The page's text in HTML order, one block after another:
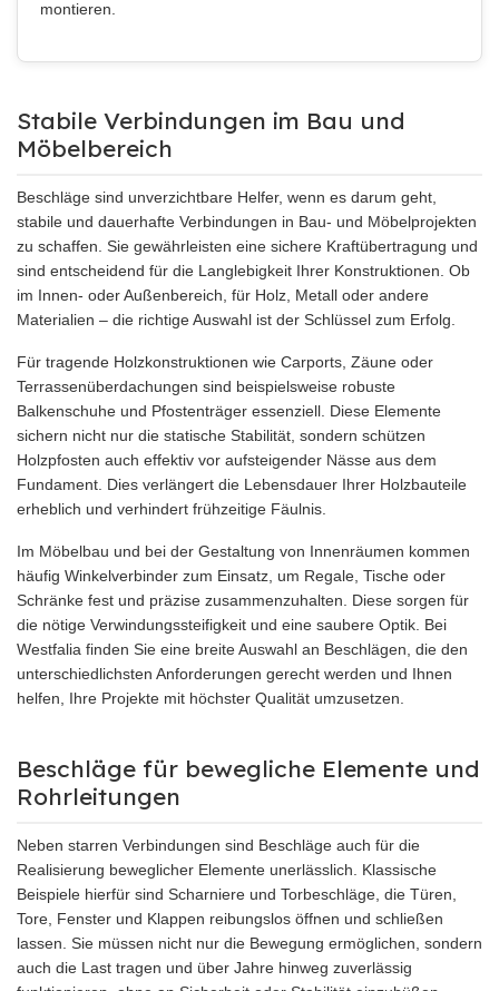
montieren.
Stabile Verbindungen im Bau und
Möbelbereich
Beschläge sind unverzichtbare Helfer, wenn es darum geht,
stabile und dauerhafte Verbindungen in Bau- und Möbelprojekten
zu schaffen. Sie gewährleisten eine sichere Kraftübertragung und
sind entscheidend für die Langlebigkeit Ihrer Konstruktionen. Ob
im Innen- oder Außenbereich, für Holz, Metall oder andere
Materialien – die richtige Auswahl ist der Schlüssel zum Erfolg.
Für tragende Holzkonstruktionen wie Carports, Zäune oder
Terrassenüberdachungen sind beispielsweise robuste
Balkenschuhe und Pfostenträger essenziell. Diese Elemente
sichern nicht nur die statische Stabilität, sondern schützen
Holzpfosten auch effektiv vor aufsteigender Nässe aus dem
Fundament. Dies verlängert die Lebensdauer Ihrer Holzbauteile
erheblich und verhindert frühzeitige Fäulnis.
Im Möbelbau und bei der Gestaltung von Innenräumen kommen
häufig Winkelverbinder zum Einsatz, um Regale, Tische oder
Schränke fest und präzise zusammenzuhalten. Diese sorgen für
die nötige Verwindungssteifigkeit und eine saubere Optik. Bei
Westfalia finden Sie eine breite Auswahl an Beschlägen, die den
unterschiedlichsten Anforderungen gerecht werden und Ihnen
helfen, Ihre Projekte mit höchster Qualität umzusetzen.
Beschläge für bewegliche Elemente und
Rohrleitungen
Neben starren Verbindungen sind Beschläge auch für die
Realisierung beweglicher Elemente unerlässlich. Klassische
Beispiele hierfür sind Scharniere und Torbeschläge, die Türen,
Tore, Fenster und Klappen reibungslos öffnen und schließen
lassen. Sie müssen nicht nur die Bewegung ermöglichen, sondern
auch die Last tragen und über Jahre hinweg zuverlässig